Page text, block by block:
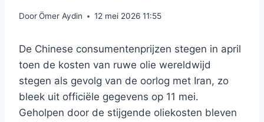
DoorÖmer Aydin 12 mei 2026 11:55
De Chinese consumentenprijzen stegen in april
toen de kosten van ruwe olie wereldwijd
stegen als gevolg van de oorlog met Iran, zo
bleek uit officiële gegevens op 11 mei.
Geholpen door de stijgende oliekosten bleven